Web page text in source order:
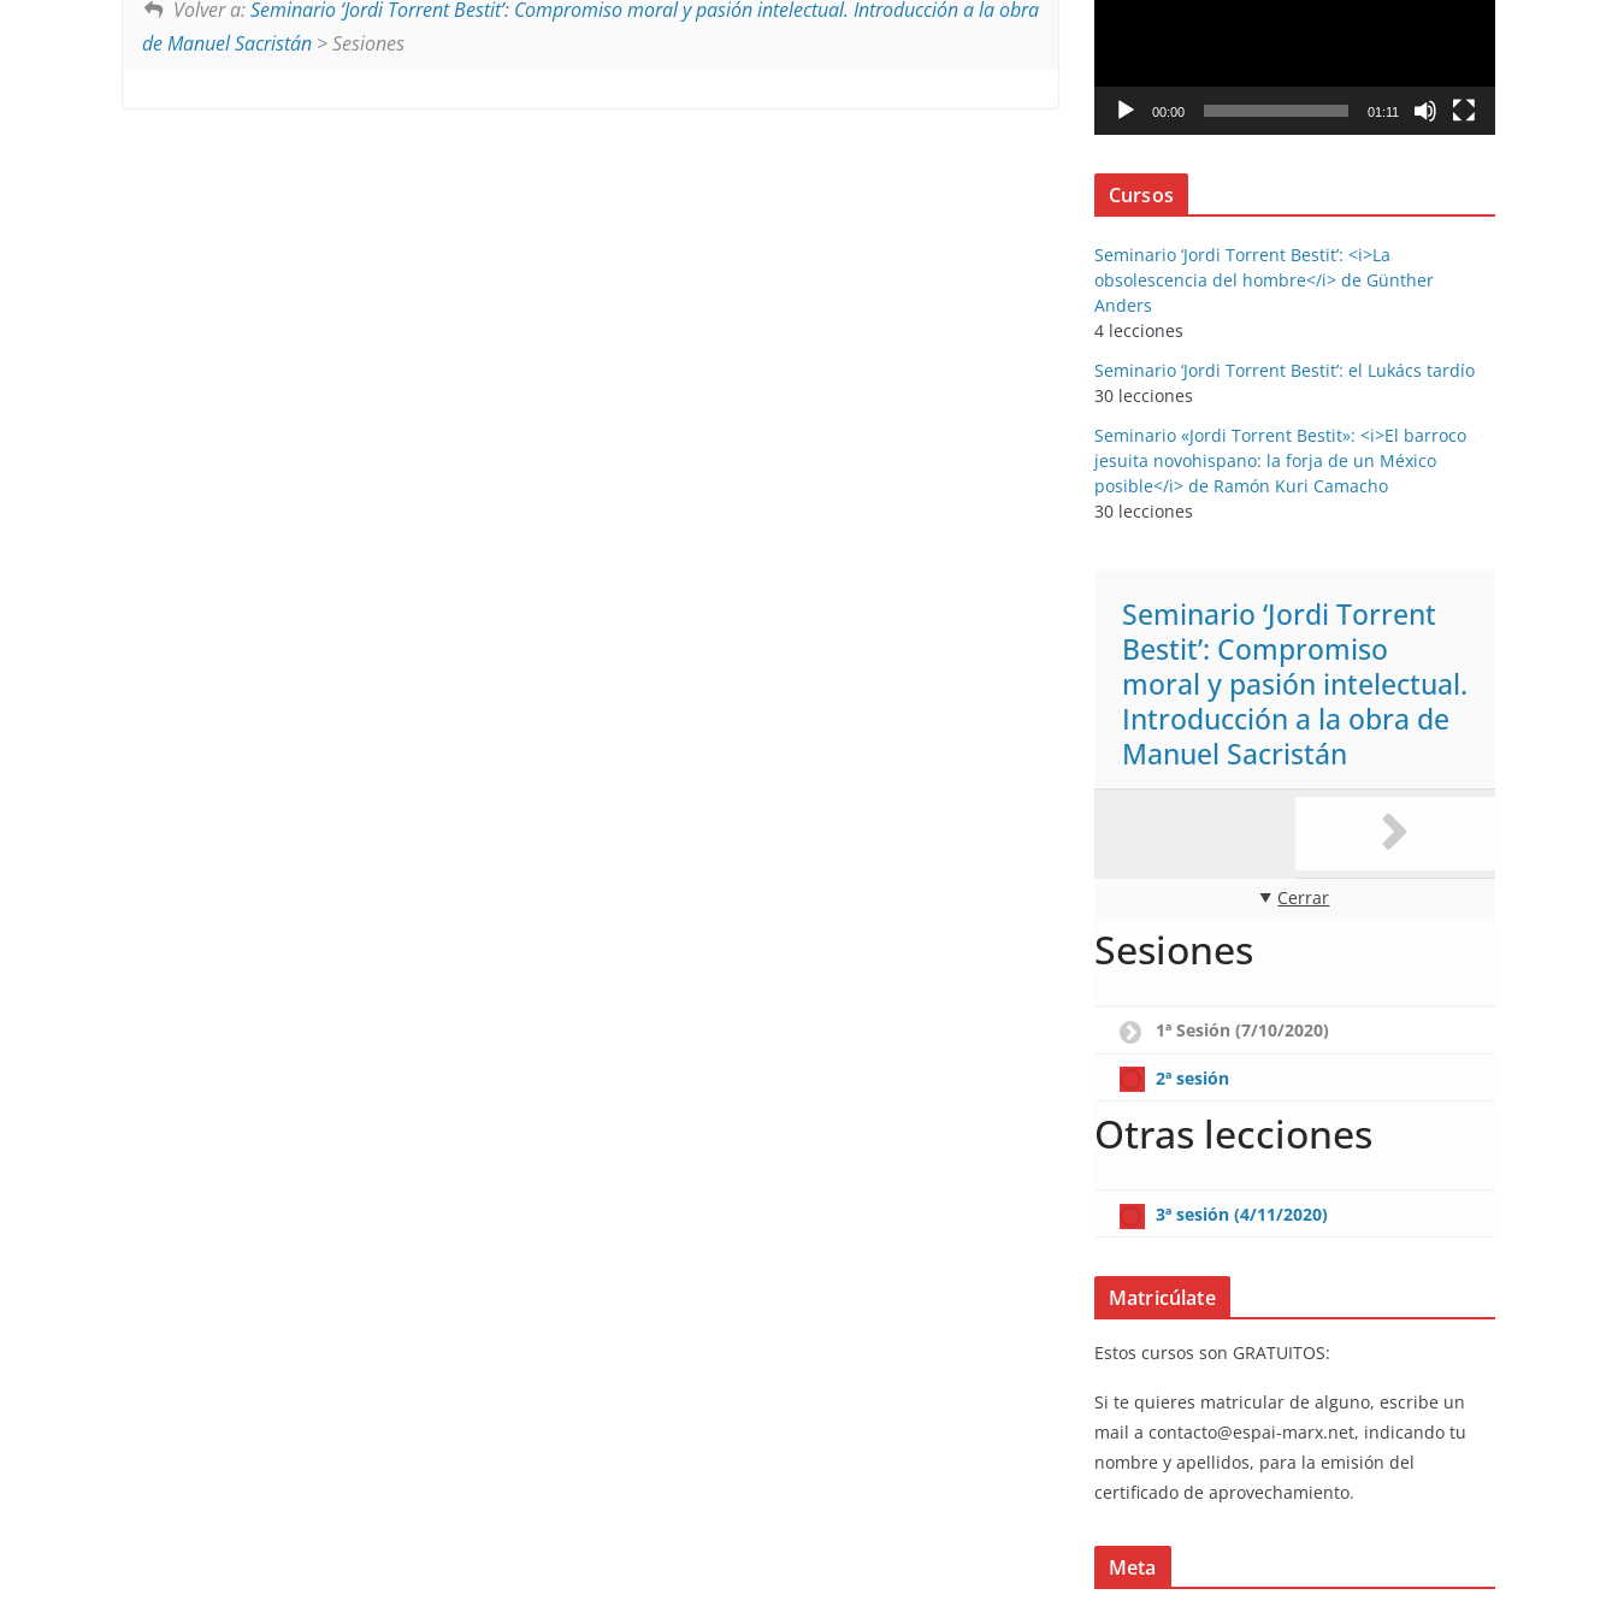
Volver a:Seminario ‘Jordi Torrent Bestit’: Compromiso moral y pasión intelectual. Introducción a la obra
de Manuel Sacristán > Sesiones
c
r
d
e
v
d
e
o
00:00 01:11
Cursos
Seminario ‘Jordi Torrent Bestit’: <i>La
obsolescencia del hombre</i> de Günther
Anders
4 lecciones
Seminario ‘Jordi Torrent Bestit’: el Lukács tardío
30 lecciones
Seminario «Jordi Torrent Bestit»: <i>El barroco
jesuita novohispano: la forja de un México
posible</i> de Ramón Kuri Camacho
30 lecciones
Seminario ‘Jordi Torrent
Bestit’: Compromiso
moral y pasión intelectual.
Introducción a la obra de
Manuel Sacristán
Cerrar
Sesiones
1ª Sesión (7/10/2020)
2ª sesión
Otras lecciones
3ª sesión (4/11/2020)
Matricúlate
Estos cursos son GRATUITOS:
Si te quieres matricular de alguno, escribe un
mail a contacto@espai-marx.net, indicando tu
nombre y apellidos, para la emisión del
certificado de aprovechamiento.
Meta